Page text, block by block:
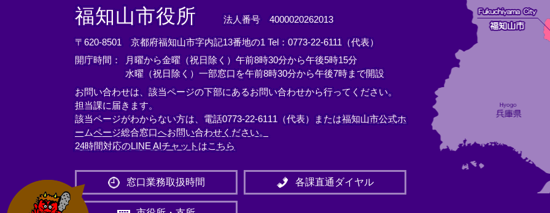
外
部
リ
ン
ク
外
部
リ
ン
ク
外
部
リ
ン
ク
＞
福知山市役所 法人番号 4000020262013
〒620-8501 京都府福知山市字内記13番地の1 Tel：0773-22-6111（代表）
開庁時間： 月曜から金曜（祝日除く）午前8時30分から午後5時15分
水曜（祝日除く）一部窓口を午前8時30分から午後7時まで開設
お問い合わせは、該当ページの下部にあるお問い合わせから行ってください。
担当課に届きます。
該当ページがわからない方は、電話0773-22-6111（代表）または福知山市公式ホ
ームページ総合窓口へお問い合わせください。
24時間対応のLINE AIチャットはこちら
外
部
リ
窓口業務取扱時間 各課直通ダイヤル